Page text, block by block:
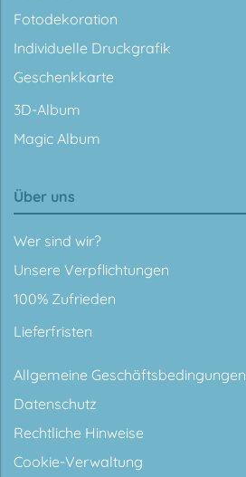
Fotodekoration
Individuelle Druckgrafik
Geschenkkarte
3D-Album
Magic Album
Über uns
Wer sind wir?
Unsere Verpflichtungen
100% Zufrieden
Lieferfristen
Allgemeine Geschäftsbedingungen
Datenschutz
Rechtliche Hinweise
Cookie-Verwaltung